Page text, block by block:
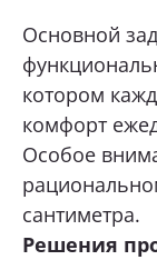
Основной
котором
комфорт
Особое
сантиметра.
Решения
Нажимая
на обработку
«О
определенных в